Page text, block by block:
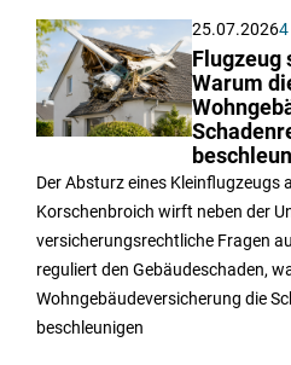
25.07.2026
Flugzeug
Warum
Der Absturz eines Kleinflugzeugs
Korschenbroich wirft neben der
versicherungsrechtliche Fragen
reguliert den Gebäudeschaden,
Wohngebäudeversicherung die
beschleunigen